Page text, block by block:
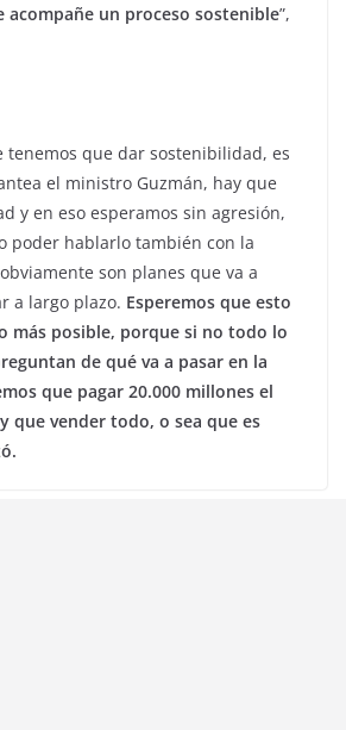
acompañe un proceso sostenible”,
tenemos que dar sostenibilidad, es
el ministro Guzmán, hay que
y en eso esperamos sin agresión,
poder hablarlo también con la
son planes que va a
a largo plazo. Esperemos que esto
más posible, porque si no todo lo
de qué va a pasar en la
que pagar 20.000 millones el
que vender todo, o sea que es